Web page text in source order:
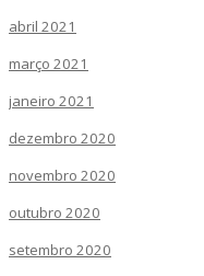
abril 2021
março 2021
janeiro 2021
dezembro 2020
novembro 2020
outubro 2020
setembro 2020